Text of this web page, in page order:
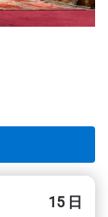
15 日